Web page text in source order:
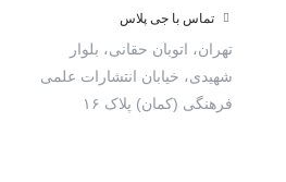
تماس با جی پلاس
تهران، اتوبان حقانی، بلوار
شهیدی، خیابان انتشارات علمی
فرهنگی (کمان) پلاک ۱۶